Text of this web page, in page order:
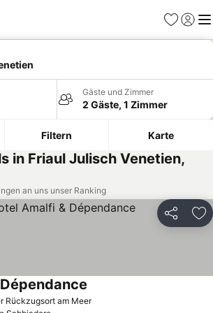
Favoriten
Gäste und Zimmer
2 Gäste, 1 Zimmer
Filtern Karte
in Friaul Julisch Venetien,
an uns unser Ranking
Teilen
Rückzugsort am Meer